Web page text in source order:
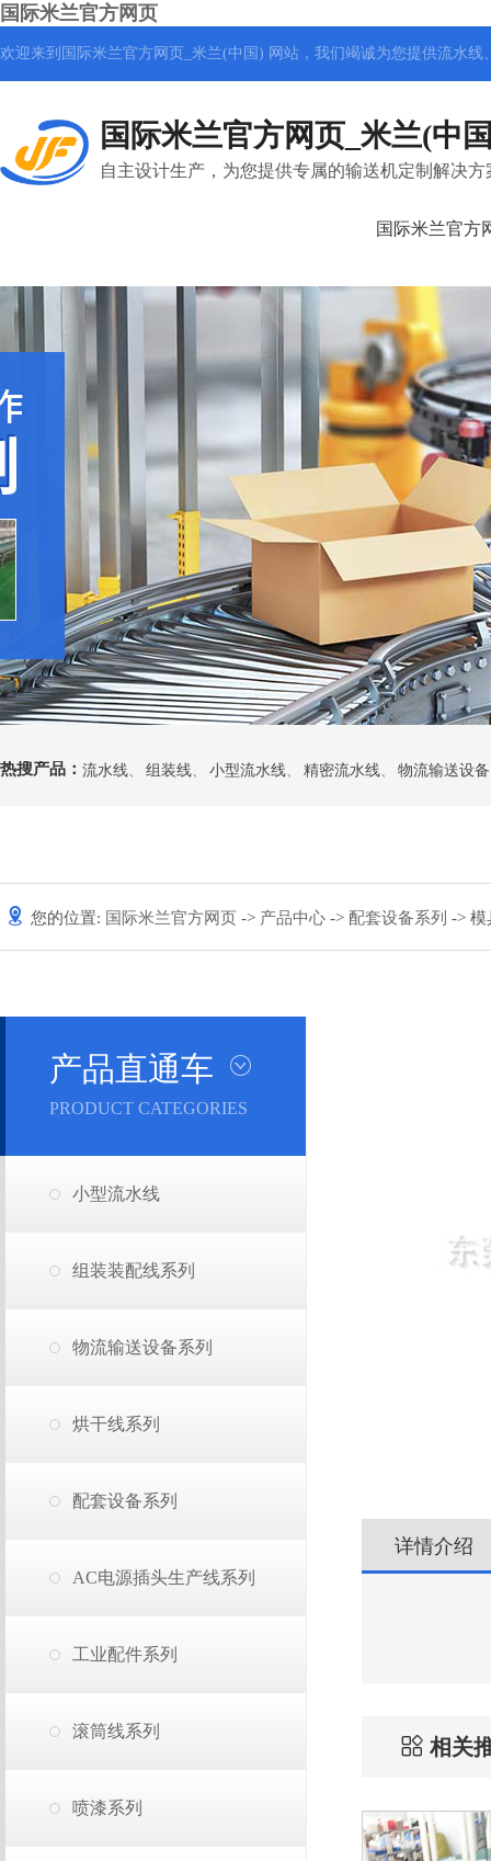
国际米兰官方网页
欢迎来到国际米兰官方网页_米兰(中国) 网站，我们竭诚为您提供流水线
国际米兰官方网页_米兰(中
自主设计生产，为您提供专属的输送机定制解决方
国际米兰官方
热搜产品： 流水线、 组装线、 小型流水线、 精密流水线、 物流输送设备
您的位置: 国际米兰官方网页 -> 产品中心 -> 配套设备系列 -> 模
产品直通车
PRODUCT CATEGORIES
小型流水线
组装装配线系列
物流输送设备系列
烘干线系列
配套设备系列
AC电源插头生产线系列
工业配件系列
滚筒线系列
喷漆系列
详情介绍
相关